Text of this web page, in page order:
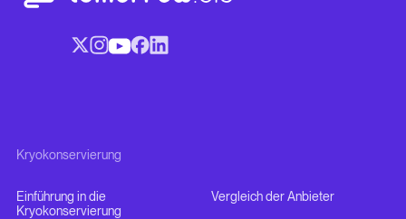
Kryokonservierung
Einführung in die
Kryokonservierung
Vergleich der Anbieter